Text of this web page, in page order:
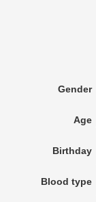
Gender
Age
Birthday
Blood type